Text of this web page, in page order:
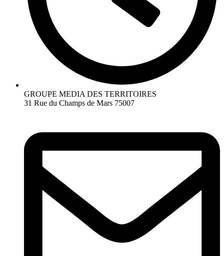
GROUPE MEDIA DES TERRITOIRES
31 Rue du Champs de Mars 75007